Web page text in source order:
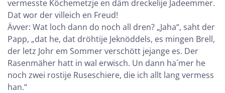
vermesste Köchemetzje en däm dreckelije Jadeemmer.
Dat wor der villeich en Freud!
Ävver: Wat loch dann do noch all dren? „Jaha“, saht der
Papp, „dat he, dat dröhtije Jeknöddels, es mingen Brell,
der letz Johr em Sommer verschött jejange es. Der
Rasenmäher hatt in wal erwisch. Un dann ha´mer he
noch zwei rostije Ruseschiere, die ich allt lang vermess
han.“